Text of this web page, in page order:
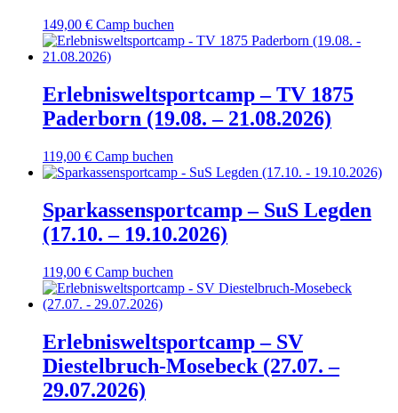
149,00 € Camp buchen
Erlebnisweltsportcamp – TV 1875
Paderborn (19.08. – 21.08.2026)
119,00 € Camp buchen
Sparkassensportcamp – SuS Legden
(17.10. – 19.10.2026)
119,00 € Camp buchen
Erlebnisweltsportcamp – SV
Diestelbruch-Mosebeck (27.07. –
29.07.2026)